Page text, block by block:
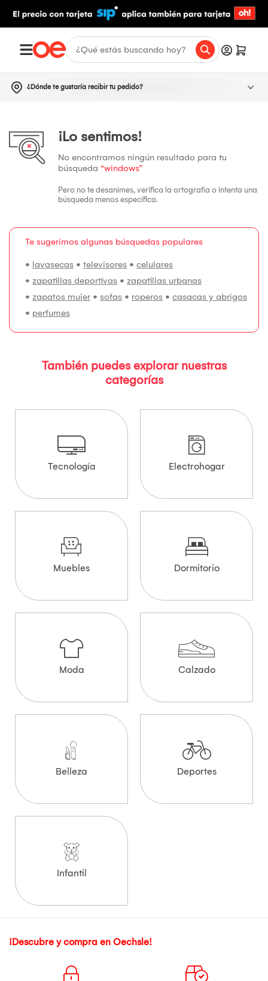
¿Dónde te gustaría recibir tu pedido?
¡Lo sentimos!
No encontramos ningún resultado para tu
búsqueda “windows”
Pero no te desanimes, verifica la ortografía o intenta una
búsqueda menos específica.
Te sugerimos algunas búsquedas populares
• lavasecas • televisores • celulares
• zapatillas deportivas • zapatillas urbanas
• zapatos mujer • sofas • roperos • casacas y abrigos
• perfumes
También puedes explorar nuestras
categorías
Tecnología Electrohogar
Muebles Dormitorio
Moda Calzado
Belleza Deportes
Infantil
¡Descubre y compra en Oechsle!